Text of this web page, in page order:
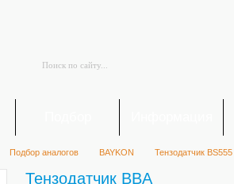
Подбор аналогов BAYKON Тензодатчик BS555
Тензодатчик BBA